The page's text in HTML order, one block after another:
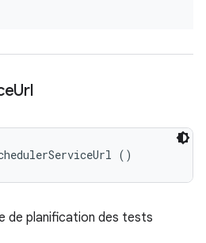
Url
()
de planification des tests